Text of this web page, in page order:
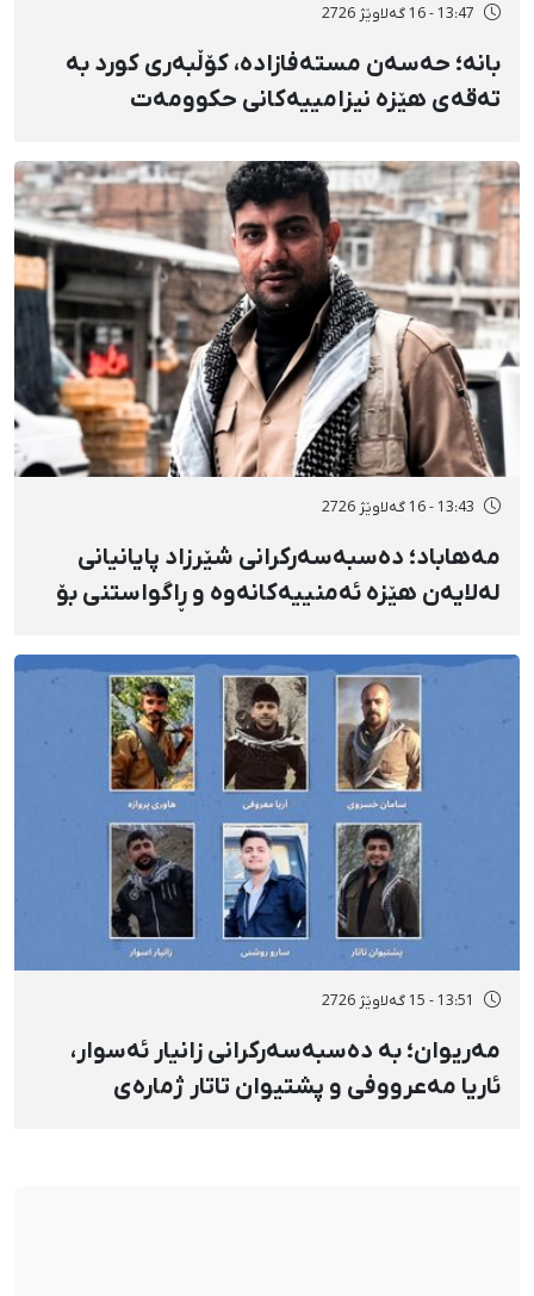
13:47 - 16 گەلاوێژ 2726
بانه؛ حەسەن مستەفازادە، کۆڵبەری کورد بە
تەقەی هێزە نیزامییەکانی حکوومەت
13:43 - 16 گەلاوێژ 2726
مەهاباد؛ دەسبەسەرکرانی شێرزاد پایانیانی
لەلایەن هێزە ئەمنییەکانەوە و ڕاگواستنی بۆ
13:51 - 15 گەلاوێژ 2726
مەریوان؛ بە دەسبەسەرکرانی زانیار ئەسوار،
ئاریا مەعرووفی و پشتیوان تاتار ژمارەی